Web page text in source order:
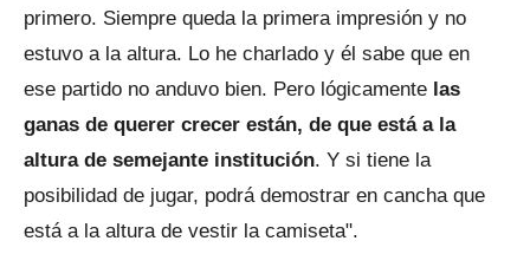
primero. Siempre queda la primera impresión y no
estuvo a la altura. Lo he charlado y él sabe que en
ese partido no anduvo bien. Pero lógicamente las
ganas de querer crecer están, de que está a la
altura de semejante institución. Y si tiene la
posibilidad de jugar, podrá demostrar en cancha que
está a la altura de vestir la camiseta".